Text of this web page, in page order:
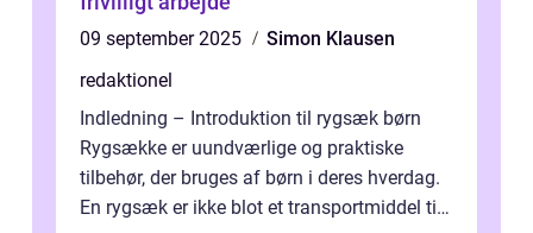
09 september 2025
Simon Klausen
redaktionel
Indledning – Introduktion til rygsæk børn
Rygsække er uundværlige og praktiske
tilbehør, der bruges af børn i deres hverdag.
En rygsæk er ikke blot et transportmiddel til